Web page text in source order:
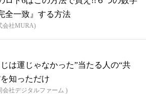
全一致』する方法
会社MURA)
は運じゃなかった”当たる人の“共
知っただけ
会社デジタルファーム )